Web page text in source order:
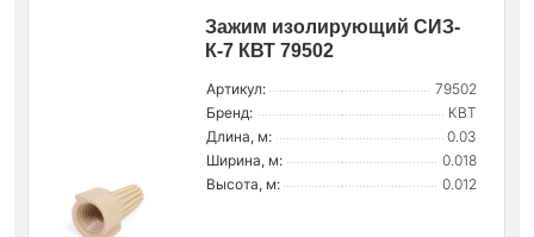
Зажим изолирующий СИЗ-
К-7 КВТ 79502
Артикул:
79502
Бренд:
КВТ
Длина, м:
0.03
Ширина, м:
0.018
Высота, м:
0.012